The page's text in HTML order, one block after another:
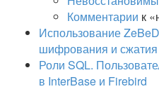
Комментарии к
Использование
шифрования и сжатия
Роли SQL.
в InterBase и Firebird